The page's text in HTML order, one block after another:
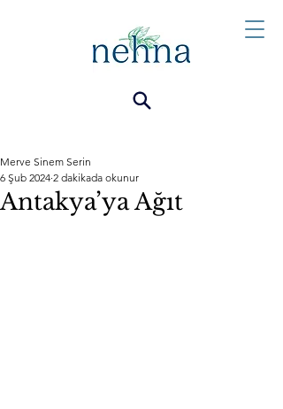
Antakya’ya Ağıt
Merve Sinem Serin
6 Şub 2024 2 dakikada okunur